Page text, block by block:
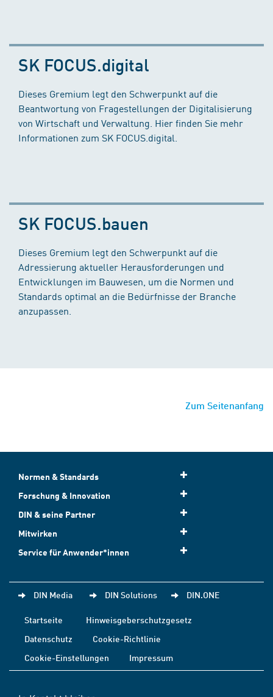
SK FOCUS.digital
Dieses Gremium legt den Schwerpunkt auf die
Beantwortung von Fragestellungen der Digitalisierung
von Wirtschaft und Verwaltung. Hier finden Sie mehr
Informationen zum SK FOCUS.digital.
SK FOCUS.bauen
Dieses Gremium legt den Schwerpunkt auf die
Adressierung aktueller Herausforderungen und
Entwicklungen im Bauwesen, um die Normen und
Standards optimal an die Bedürfnisse der Branche
anzupassen.
Zum Seitenanfang
Normen & Standards
Forschung & Innovation
DIN & seine Partner
Mitwirken
Service für Anwender*innen
DIN Media DIN Solutions DIN.ONE
Startseite
Hinweisgeberschutzgesetz
Datenschutz
Cookie-Richtlinie
Cookie-Einstellungen
Impressum